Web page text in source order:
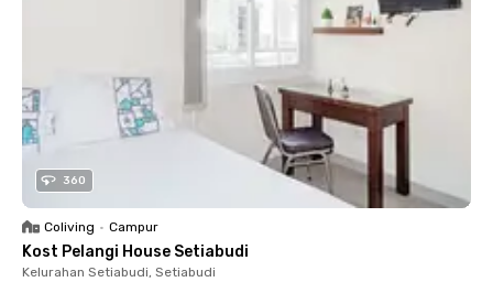
360
Coliving • Campur
Kost Pelangi House Setiabudi
Kelurahan Setiabudi, Setiabudi